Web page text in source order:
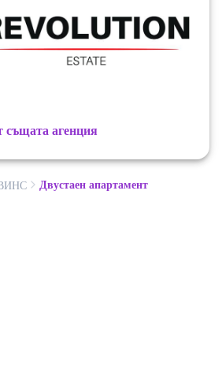
агенция
Двустаен апартамент